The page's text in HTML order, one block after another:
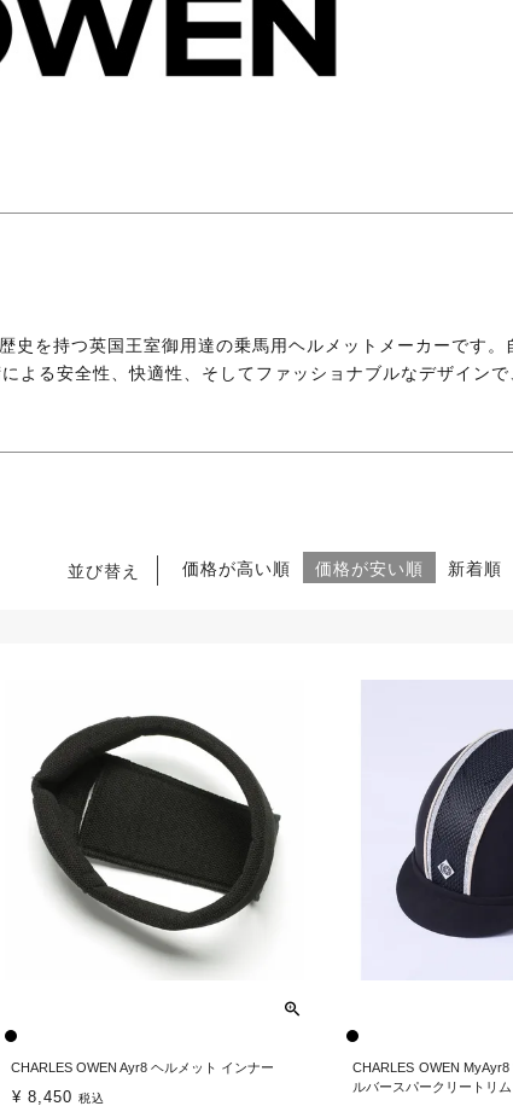
を持つ英国王室御用達の乗馬用ヘルメットメーカーです。
よる安全性、快適性、そしてファッショナブルなデザインで
並び替え 価格が高い順 価格が安い順 新着順
CHARLES OWEN Ayr8 ヘルメット インナー
¥ 8,450 税込
CHARLES OWEN
ルバースパークリートリム